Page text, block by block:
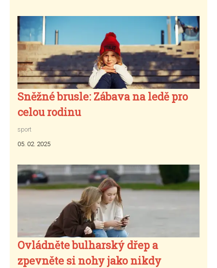
Sněžné brusle: Zábava na ledě pro
celou rodinu
sport
05. 02. 2025
Ovládněte bulharský dřep a
zpevněte si nohy jako nikdy